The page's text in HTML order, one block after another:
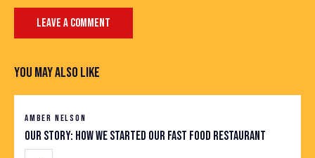
YOU MAY ALSO LIKE
AMBER NELSON
Our story: how we started our fast food restaurant
Tocador